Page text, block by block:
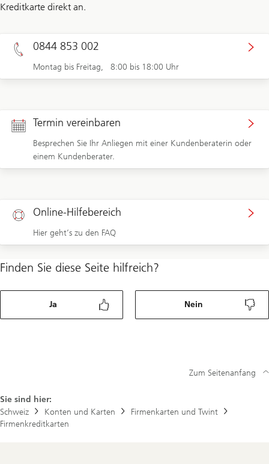
Kreditkarte direkt an.
0844 853 002
Montag bis Freitag, 8:00 bis 18:00 Uhr
Termin vereinbaren
Besprechen Sie Ihr Anliegen mit einer Kundenberaterin oder
einem Kundenberater.
Online-Hilfebereich
Hier geht’s zu den FAQ
Finden Sie diese Seite hilfreich?
Ja Nein
Sie sind hier:
Schweiz
Konten und Karten
Firmenkarten und Twint
Firmenkreditkarten
Zum Seitenanfang